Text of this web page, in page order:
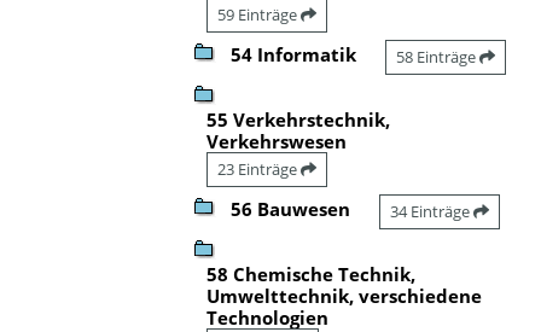
59 Einträge
54 Informatik 58 Einträge
55 Verkehrstechnik,
Verkehrswesen
23 Einträge
56 Bauwesen 34 Einträge
58 Chemische Technik,
Umwelttechnik, verschiedene
Technologien